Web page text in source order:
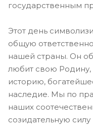
государственным
Этот день
общую
нашей страны. Он
любит свою Родину,
историю,
наследие. Мы по
наших
созидательную